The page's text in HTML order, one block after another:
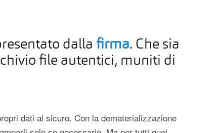
dalla firma. Che sia
file autentici, muniti di
dati al sicuro. Con la dematerializzazione